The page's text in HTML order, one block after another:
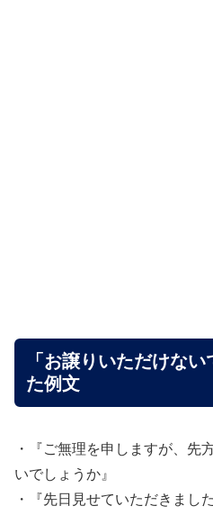
「お譲りいただけな
た例文
・『ご無理を申しますが、先
いでしょうか』
・『先日見せていただきまし